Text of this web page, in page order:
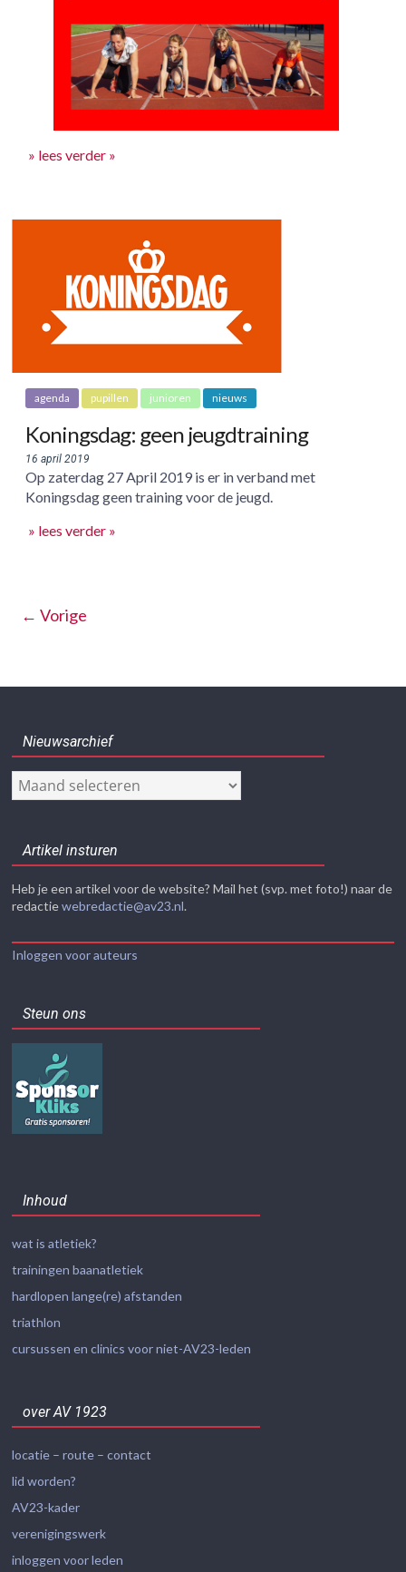
» lees verder »
agenda pupillen junioren nieuws
Koningsdag: geen jeugdtraining
16 april 2019
Op zaterdag 27 April 2019 is er in verband met
Koningsdag geen training voor de jeugd.
» lees verder »
← Vorige
Nieuwsarchief
Nieuwsarchief
Artikel insturen
Heb je een artikel voor de website? Mail het (svp. met foto!) naar de
redactiewebredactie@av23.nl.
Inloggen voor auteurs
Steun ons
Inhoud
wat is atletiek?
trainingen baanatletiek
hardlopen lange(re) afstanden
triathlon
cursussen en clinics voor niet-AV23-leden
over AV 1923
locatie – route – contact
lid worden?
AV23-kader
verenigingswerk
inloggen voor leden